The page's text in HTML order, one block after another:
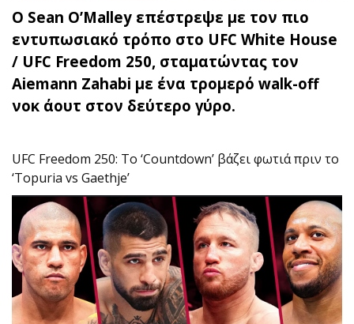
Ο Sean O’Malley επέστρεψε με τον πιο
εντυπωσιακό τρόπο στο UFC White House
/ UFC Freedom 250, σταματώντας τον
Aiemann Zahabi με ένα τρομερό walk-off
νοκ άουτ στον δεύτερο γύρο.
UFC Freedom 250: Το ‘Countdown’ βάζει φωτιά πριν το
‘Topuria vs Gaethje’